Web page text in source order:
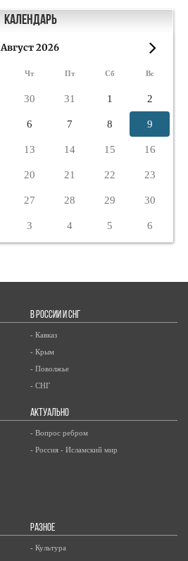
Календарь
Август 2026
Чт Пт Сб Вс
30 31 1 2
6 7 8 9
13 14 15 16
20 21 22 23
27 28 29 30
3 4 5 6
В РОССИИ И СНГ
- Кавказ
- Крым
- Поволжье
- СНГ
АКТУАЛЬНО
- Вопрос ребром
- Россия - Исламский мир
РАЗНОЕ
- Культура